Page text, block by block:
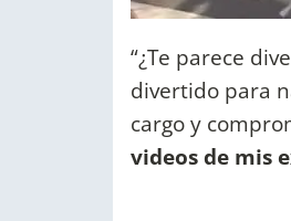
“¿Te parece
divertido para
cargo y
videos de mis